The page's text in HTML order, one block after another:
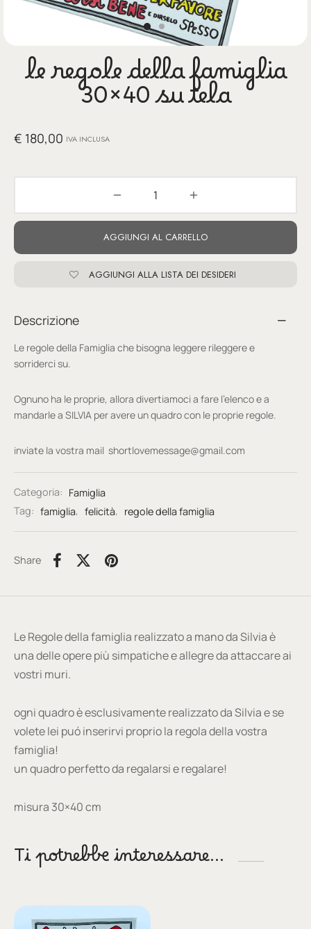
le regole della famiglia
30×40 su tela
€ 180,00 IVA INCLUSA
AGGIUNGI AL CARRELLO
AGGIUNGI ALLA LISTA DEI DESIDERI
Descrizione
Le regole della Famiglia che bisogna leggere rileggere e
sorriderci su.
Ognuno ha le proprie, allora divertiamoci a fare l’elenco e a
mandarle a SILVIA per avere un quadro con le proprie regole.
inviate la vostra mail shortlovemessage@gmail.com
Categoria: Famiglia
Tag: famiglia, felicità, regole della famiglia
Share
Le Regole della famiglia realizzato a mano da Silvia è
una delle opere più simpatiche e allegre da attaccare ai
vostri muri.
ogni quadro è esclusivamente realizzato da Silvia e se
volete lei puó inserirvi proprio la regola della vostra
famiglia!
un quadro perfetto da regalarsi e regalare!
misura 30×40 cm
Ti potrebbe interessare…
pezzi unici